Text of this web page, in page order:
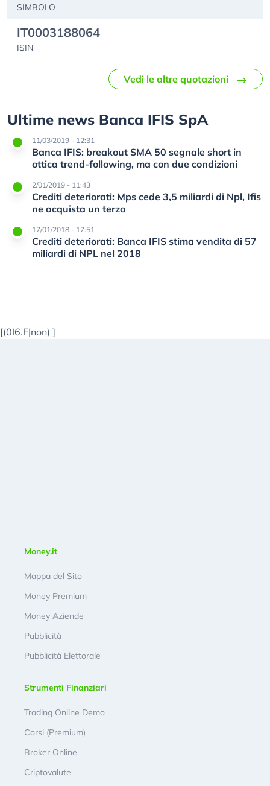
SIMBOLO
IT0003188064
ISIN
Vedi le altre quotazioni
Ultime news Banca IFIS SpA
11/03/2019 - 12:31
Banca IFIS: breakout SMA 50 segnale short in
ottica trend-following, ma con due condizioni
2/01/2019 - 11:43
Crediti deteriorati: Mps cede 3,5 miliardi di Npl, Ifis
ne acquista un terzo
17/01/2018 - 17:51
Crediti deteriorati: Banca IFIS stima vendita di 57
miliardi di NPL nel 2018
[(0I6.F|non) ]
Money.it
Mappa del Sito
Money Premium
Money Aziende
Pubblicità
Pubblicità Elettorale
Strumenti Finanziari
Trading Online Demo
Corsi (Premium)
Broker Online
Criptovalute